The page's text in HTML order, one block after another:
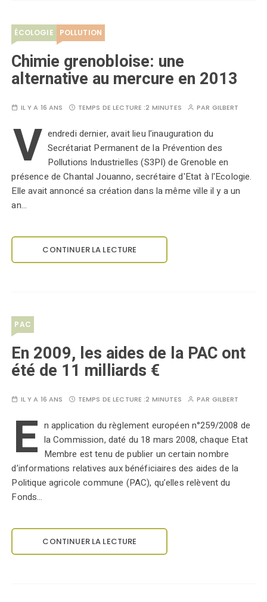
ÉCOLOGIE POLLUTION
Chimie grenobloise: une
alternative au mercure en 2013
IL Y A 16 ANS TEMPS DE LECTURE :2 MINUTES PAR GILBERT
V endredi dernier, avait lieu l’inauguration du
Secrétariat Permanent de la Prévention des
Pollutions Industrielles (S3PI) de Grenoble en
présence de Chantal Jouanno, secrétaire d'Etat à l'Ecologie.
Elle avait annoncé sa création dans la même ville il y a un
an…
CONTINUER LA LECTURE
PAC
En 2009, les aides de la PAC ont
été de 11 milliards €
IL Y A 16 ANS TEMPS DE LECTURE :2 MINUTES PAR GILBERT
E n application du règlement européen n°259/2008 de
la Commission, daté du 18 mars 2008, chaque Etat
Membre est tenu de publier un certain nombre
d’informations relatives aux bénéficiaires des aides de la
Politique agricole commune (PAC), qu’elles relèvent du
Fonds…
CONTINUER LA LECTURE